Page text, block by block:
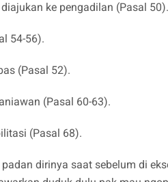
ke pengadilan (Pasal 50).
54-56).
(Pasal 52).
(Pasal 60-63).
(Pasal 68).
dirinya saat sebelum di